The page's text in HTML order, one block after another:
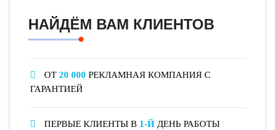
НАЙДЁМ ВАМ КЛИЕНТОВ
ОТ 20 000 РЕКЛАМНАЯ КОМПАНИЯ С
ГАРАНТИЕЙ
ПЕРВЫЕ КЛИЕНТЫ В 1-Й ДЕНЬ РАБОТЫ